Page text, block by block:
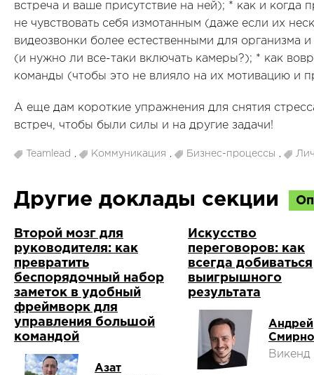
встреча и ваше присутствие на ней); * как и когда
не чувствовать себя измотанным (даже если их
видеозвонки более естественными для организма
(и нужно ли все-таки включать камеры?); * как
команды (чтобы это не влияло на их мотивацию и
А еще дам короткие упражнения для снятия
встреч, чтобы были силы и на другие задачи!
Teamlead Коммуникация Бизнес-процессы
Другие доклады секции
Второй мозг для
руководителя: как
превратить
беспорядочный набор
заметок в удобный
фреймворк для
управления большой
командой
Азат
Искусство
переговоров: как
всегда добиваться
выигрышного
результата
Андрей
Викенд